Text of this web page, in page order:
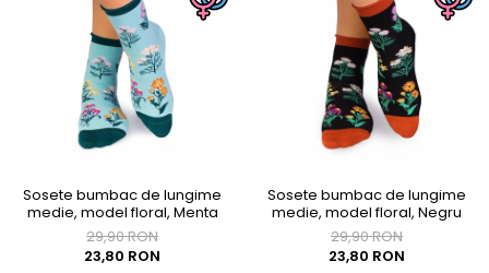
Sosete bumbac de lungime
medie, model floral, Menta
29,90 RON
23,80 RON
Sosete bumbac de lungime
medie, model floral, Negru
29,90 RON
23,80 RON